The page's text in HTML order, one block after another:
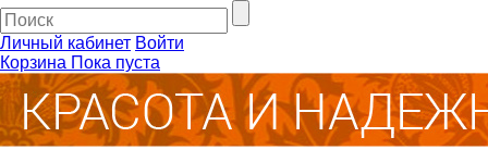
Личный кабинет Войти
Корзина Пока пуста